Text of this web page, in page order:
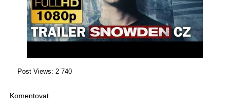
Post Views: 2 740
Komentovat